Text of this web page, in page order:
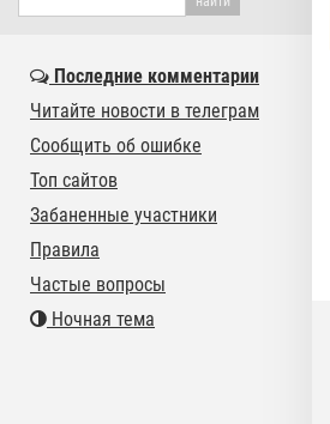
Последние комментарии
Читайте новости в телеграм
Сообщить об ошибке
Топ сайтов
Забаненные участники
Правила
Частые вопросы
Ночная тема